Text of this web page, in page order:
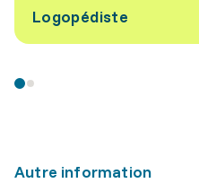
Logopédiste
Autre information